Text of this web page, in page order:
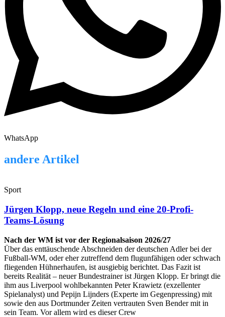
WhatsApp
andere Artikel
Sport
Jürgen Klopp, neue Regeln und eine 20-Profi-
Teams-Lösung
Nach der WM ist vor der Regionalsaison 2026/27
Über das enttäuschende Abschneiden der deutschen Adler bei der
Fußball-WM, oder eher zutreffend dem flugunfähigen oder schwach
fliegenden Hühnerhaufen, ist ausgiebig berichtet. Das Fazit ist
bereits Realität – neuer Bundestrainer ist Jürgen Klopp. Er bringt die
ihm aus Liverpool wohlbekannten Peter Krawietz (exzellenter
Spielanalyst) und Pepijn Lijnders (Experte im Gegenpressing) mit
sowie den aus Dortmunder Zeiten vertrauten Sven Bender mit in
sein Team. Vor allem wird es dieser Crew